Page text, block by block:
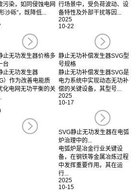
污染，如同侵蚀电网
沙砾”，既降低...
行场景中，受负荷波动、设
备特性及外部干扰等因...
2025
10-22
止无功发生器价格多
台
止无功发生器
）作为改善电能质
化电网无功平衡的关
静止无功补偿发生器SVG型
号规格
静止无功补偿发生器SVG是
电力系统中实现动态无功补
偿的关键设备，其型号...
2025
10-17
SVG静止无功发生器在电弧
炉治理中的...
电弧炉是冶金行业关键设
备，在钢铁等金属冶炼过程
中发挥重要作用。其在运
行...
2025
10-15